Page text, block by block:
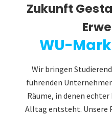
Zukunft
WU-
Wir bringen
führenden
Räume, in denen
Alltag entsteht. Unsere